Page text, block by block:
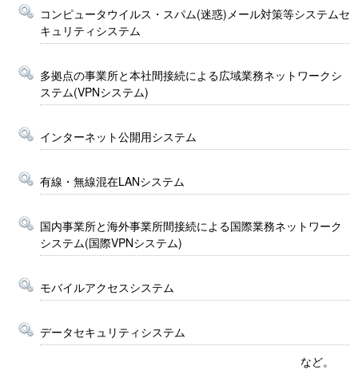
コンピュータウイルス・スパム(迷惑)メール対策等システムセ
キュリティシステム
多拠点の事業所と本社間接続による広域業務ネットワークシ
ステム(VPNシステム)
インターネット公開用システム
有線・無線混在LANシステム
国内事業所と海外事業所間接続による国際業務ネットワーク
システム(国際VPNシステム)
モバイルアクセスシステム
データセキュリティシステム
など。